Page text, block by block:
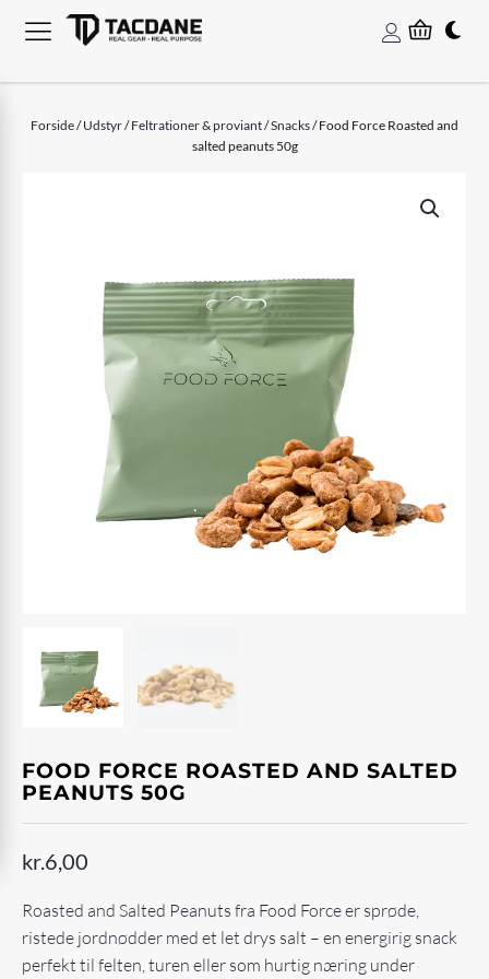
Forside/Udstyr/Feltrationer & proviant/Snacks/ Food Force Roasted and
salted peanuts 50g
FOOD FORCE ROASTED AND SALTED
PEANUTS 50G
kr.6,00
Roasted and Salted Peanuts fra Food Force er sprøde,
ristede jordnødder med et let drys salt – en energirig snack
perfekt til felten, turen eller som hurtig næring under